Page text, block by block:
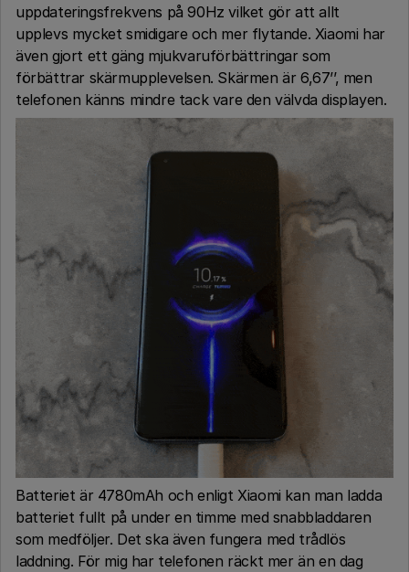
uppdateringsfrekvens på 90Hz vilket gör att allt
upplevs mycket smidigare och mer flytande. Xiaomi har
även gjort ett gäng mjukvaruförbättringar som
förbättrar skärmupplevelsen. Skärmen är 6,67’’, men
telefonen känns mindre tack vare den välvda displayen.
Batteriet är 4780mAh och enligt Xiaomi kan man ladda
batteriet fullt på under en timme med snabbladdaren
som medföljer. Det ska även fungera med trådlös
laddning. För mig har telefonen räckt mer än en dag